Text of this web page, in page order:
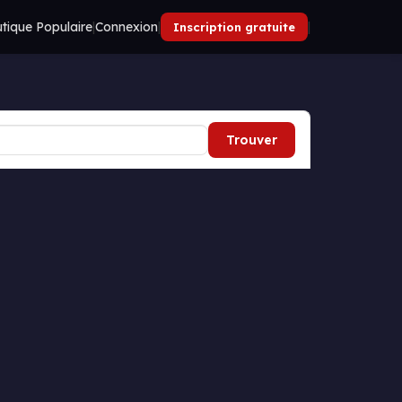
Populaire|Connexion| Inscription gratuite |
Trouver